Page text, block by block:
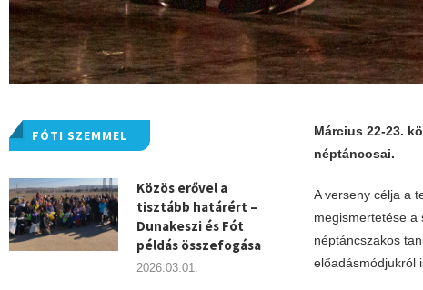
Március 22-23.
néptáncosai.
A verseny célja a
megismertetése a
néptáncszakos
előadásmódjukról
FÓTI SZEMMEL
Közös erővel a
tisztább határért –
Dunakeszi és Fót
példás összefogása
2026.03.01.